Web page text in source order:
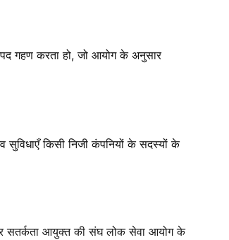
पद गहण करता हो, जो आयोग के अनुसार
सुविधाएँ किसी निजी कंपनियों के सदस्यों के
सतर्कता आयुक्त की संघ लोक सेवा आयोग के